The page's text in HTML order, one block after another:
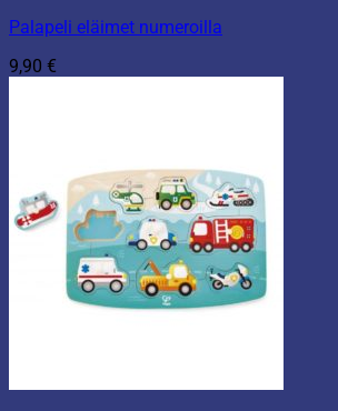
Palapeli eläimet numeroilla
9,90 €